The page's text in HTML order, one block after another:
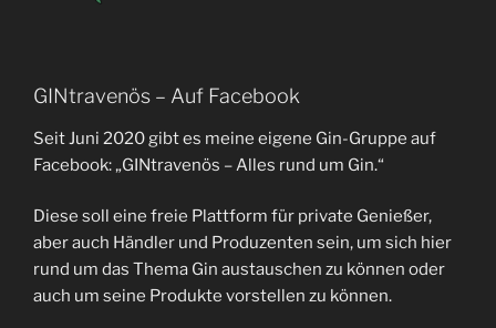
GINtravenös – Auf Facebook
Seit Juni 2020 gibt es meine eigene Gin-Gruppe auf
Facebook: „GINtravenös – Alles rund um Gin.“
Diese soll eine freie Plattform für private Genießer,
aber auch Händler und Produzenten sein, um sich hier
rund um das Thema Gin austauschen zu können oder
auch um seine Produkte vorstellen zu können.